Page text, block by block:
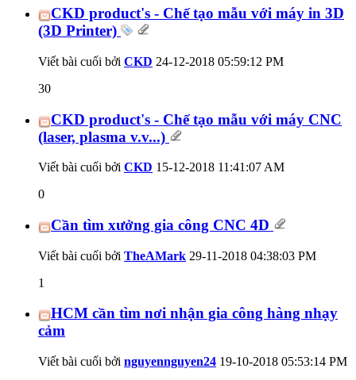
CKD product's - Chế tạo mẫu với máy in 3D
(3D Printer)
Viết bài cuối bởi CKD 24-12-2018 05:59:12 PM
30
CKD product's - Chế tạo mẫu với máy CNC
(laser, plasma v.v...)
Viết bài cuối bởi CKD 15-12-2018 11:41:07 AM
0
Cần tìm xưởng gia công CNC 4D
Viết bài cuối bởi TheAMark 29-11-2018 04:38:03 PM
1
HCM cần tìm nơi nhận gia công hàng nhạy
cảm
Viết bài cuối bởi nguyennguyen24 19-10-2018 05:53:14 PM